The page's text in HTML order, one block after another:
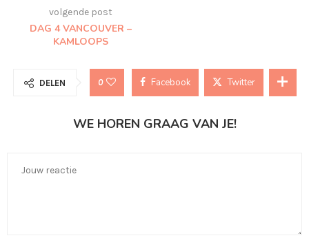
volgende post
DAG 4 VANCOUVER –
KAMLOOPS
DELEN 0 Facebook Twitter
WE HOREN GRAAG VAN JE!